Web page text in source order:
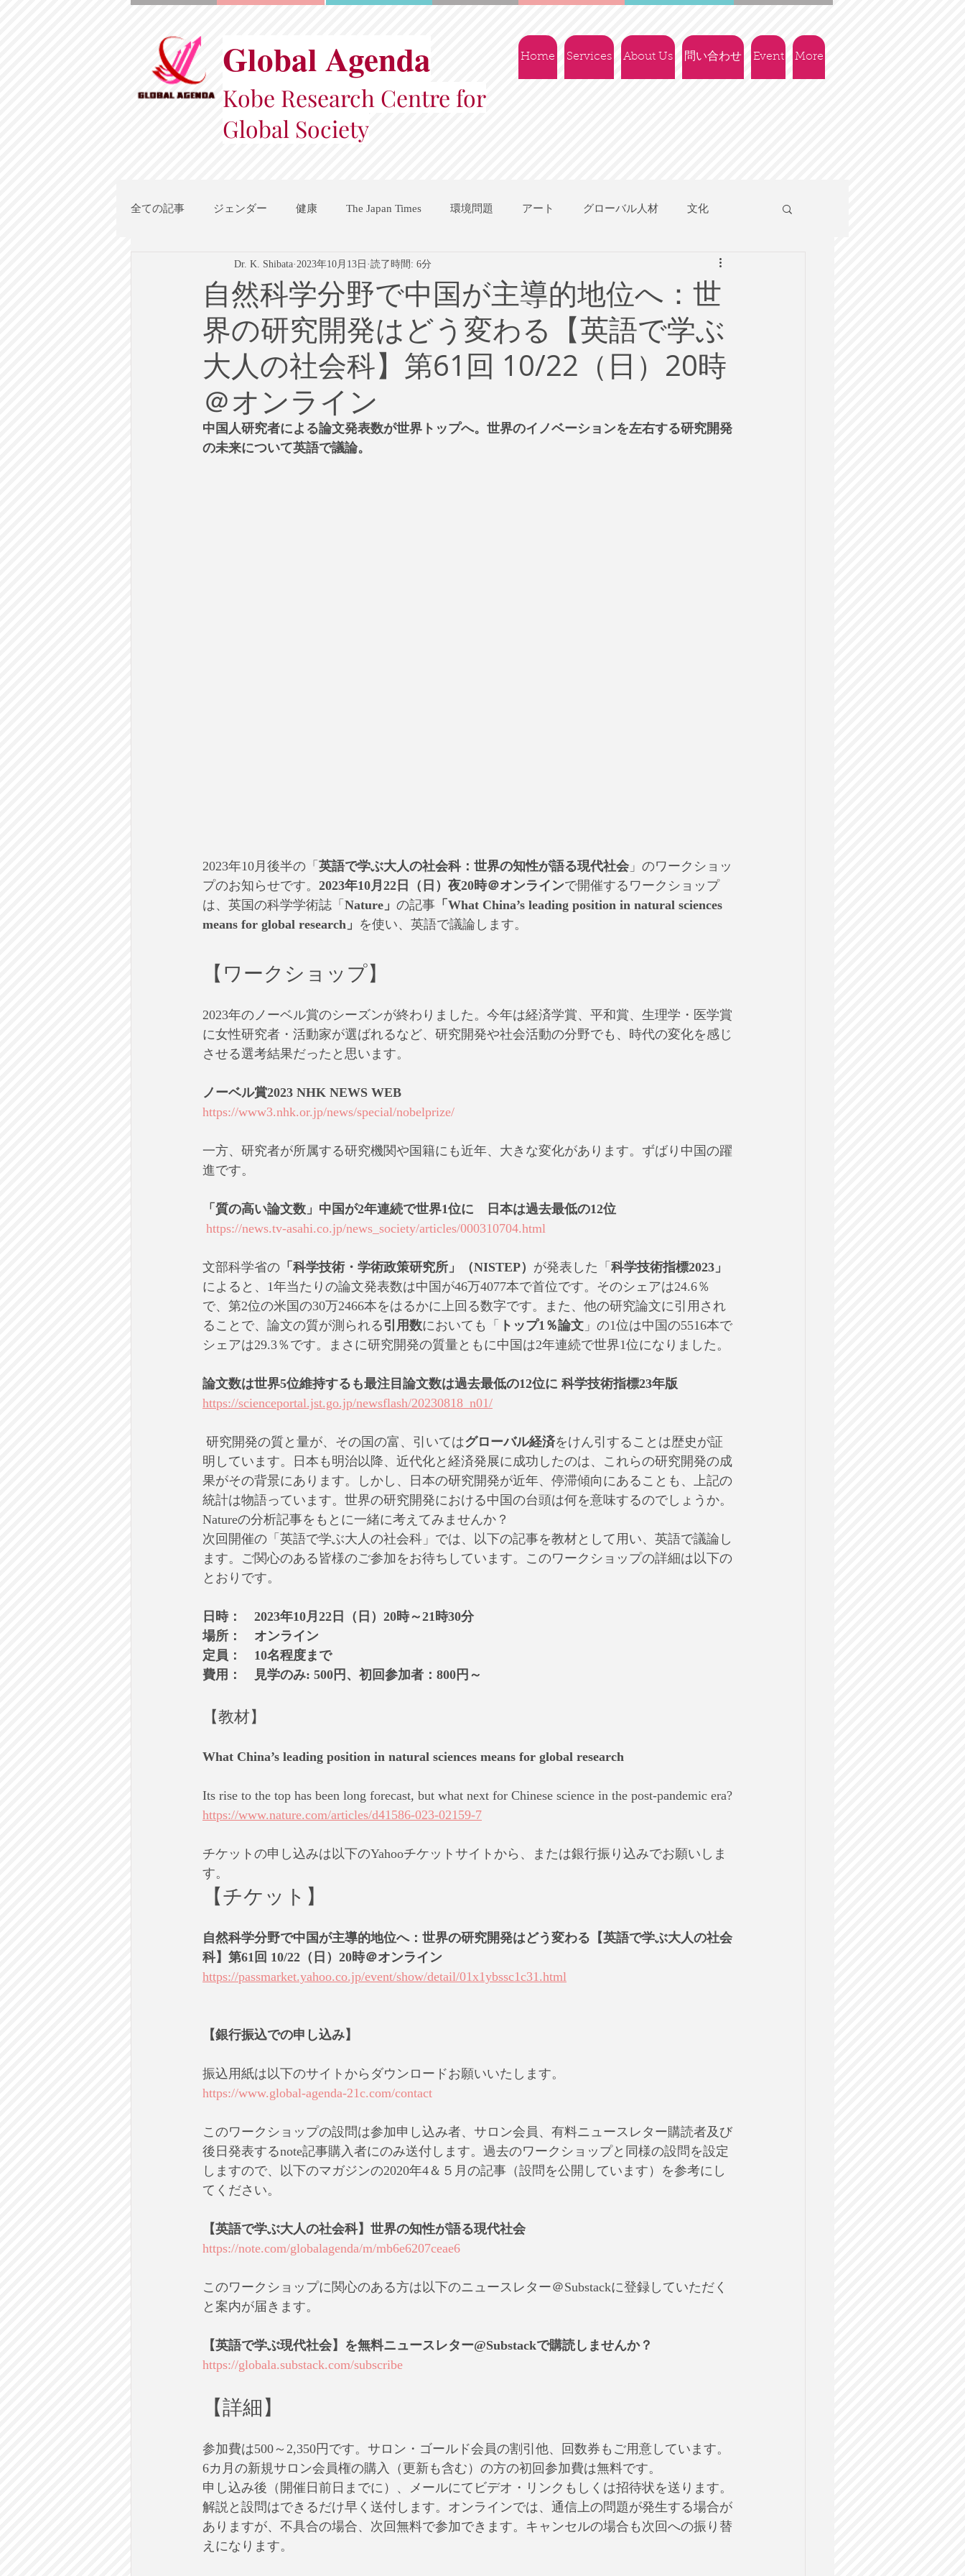
Global Agenda
Kobe Research Centre for
Global Society
Home Services About Us 問い合わせ Event More
全ての記事 ジェンダー 健康 The Japan Times 環境問題 アート グローバル人材 文化
地域都市政策 国際機関 地域振興 社会政策
テクノロジー 政治 ビジネス リスク ブランド 新型コロナウイルス
英語で学ぶ大人の社会科 ライティング Global News ソーシャル・メディア 資格試験
建築・都市計画 まち歩き SDGs
自然科学分野で中国が主導的地位へ：世
界の研究開発はどう変わる【英語で学ぶ
大人の社会科】第61回 10/22（日）20時
＠オンライン
Dr. K. Shibata 2023年10月13日 読了時間: 6分
中国人研究者による論文発表数が世界トップへ。世界のイノベーションを左右する研究開発
の未来について英語で議論。
2023年10月後半の「 英語で学ぶ大人の社会科：世界の知性が語る現代社会」のワークショッ
プのお知らせです。 2023年10月22日（日）夜20時＠オンラインで開催するワークショップ
は、英国の科学学術誌「 Nature」 の記事 「What China’s leading position in natural sciences
means for global research」 を使い、英語で議論します。
【ワークショップ】
2023年のノーベル賞のシーズンが終わりました。今年は経済学賞、平和賞、生理学・医学賞
に女性研究者・活動家が選ばれるなど、研究開発や社会活動の分野でも、時代の変化を感じ
させる選考結果だったと思います。
ノーベル賞2023 NHK NEWS WEB
https://www3.nhk.or.jp/news/special/nobelprize/
一方、研究者が所属する研究機関や国籍にも近年、大きな変化があります。ずばり中国の躍
進です。
「質の高い論文数」中国が2年連続で世界1位に　日本は過去最低の12位
https://news.tv-asahi.co.jp/news_society/articles/000310704.html
文部科学省の 「科学技術・学術政策研究所」（NISTEP） が発表した「 科学技術指標2023」
によると、1年当たりの論文発表数は中国が46万4077本で首位です。そのシェアは24.6％
で、第2位の米国の30万2466本をはるかに上回る数字です。また、他の研究論文に引用され
ることで、論文の質が測られる引用数においても「 トップ1％論文 」の1位は中国の5516本で
シェアは29.3％です。まさに研究開発の質量ともに中国は2年連続で世界1位になりました。
論文数は世界5位維持するも最注目論文数は過去最低の12位に 科学技術指標23年版
https://scienceportal.jst.go.jp/newsflash/20230818_n01/
研究開発の質と量が、その国の富、引いてはグローバル経済をけん引することは歴史が証
明しています。日本も明治以降、近代化と経済発展に成功したのは、これらの研究開発の成
果がその背景にあります。しかし、日本の研究開発が近年、停滞傾向にあることも、上記の
統計は物語っています。世界の研究開発における中国の台頭は何を意味するのでしょうか。
Natureの分析記事をもとに一緒に考えてみませんか？
次回開催の「英語で学ぶ大人の社会科」では、以下の記事を教材として用い、英語で議論し
ます。ご関心のある皆様のご参加をお待ちしています。このワークショップの詳細は以下の
とおりです。
日時：　2023年10月22日（日）20時～21時30分
場所：　オンライン
定員：　10名程度まで
費用：　見学のみ: 500円、初回参加者：800円～
【教材】
What China’s leading position in natural sciences means for global research
Its rise to the top has been long forecast, but what next for Chinese science in the post-pandemic era?
https://www.nature.com/articles/d41586-023-02159-7
チケットの申し込みは以下のYahooチケットサイトから、または銀行振り込みでお願いしま
す。
【チケット】
自然科学分野で中国が主導的地位へ：世界の研究開発はどう変わる【英語で学ぶ大人の社会
科】第61回 10/22（日）20時＠オンライン
https://passmarket.yahoo.co.jp/event/show/detail/01x1ybssc1c31.html
【銀行振込での申し込み】
振込用紙は以下のサイトからダウンロードお願いいたします。
https://www.global-agenda-21c.com/contact
このワークショップの設問は参加申し込み者、サロン会員、有料ニュースレター購読者及び
後日発表するnote記事購入者にのみ送付します。過去のワークショップと同様の設問を設定
しますので、以下のマガジンの2020年4＆５月の記事（設問を公開しています）を参考にし
てください。
【英語で学ぶ大人の社会科】世界の知性が語る現代社会
https://note.com/globalagenda/m/mb6e6207ceae6
このワークショップに関心のある方は以下のニュースレター＠Substackに登録していただく
と案内が届きます。
【英語で学ぶ現代社会】を無料ニュースレター@Substackで購読しませんか？
https://globala.substack.com/subscribe
【詳細】
参加費は500～2,350円です。サロン・ゴールド会員の割引他、回数券もご用意しています。
6カ月の新規サロン会員権の購入（更新も含む）の方の初回参加費は無料です。
申し込み後（開催日前日までに）、メールにてビデオ・リンクもしくは招待状を送ります。
解説と設問はできるだけ早く送付します。オンラインでは、通信上の問題が発生する場合が
ありますが、不具合の場合、次回無料で参加できます。キャンセルの場合も次回への振り替
えになります。